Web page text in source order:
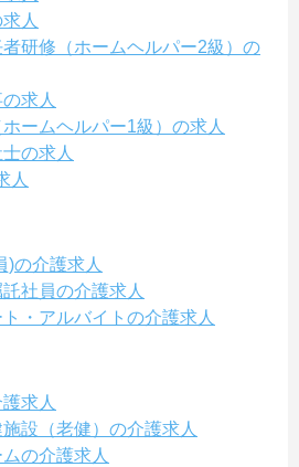
人
研修（ホームヘルパー2級）の
求人
ームヘルパー1級）の求人
の求人
人
)の介護求人
社員の介護求人
・アルバイトの介護求人
求人
設（老健）の介護求人
の介護求人